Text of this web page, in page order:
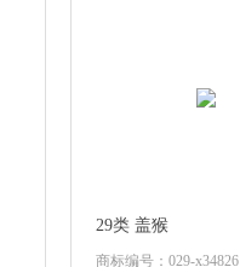
29类 盖猴
商标编号：029-x34826